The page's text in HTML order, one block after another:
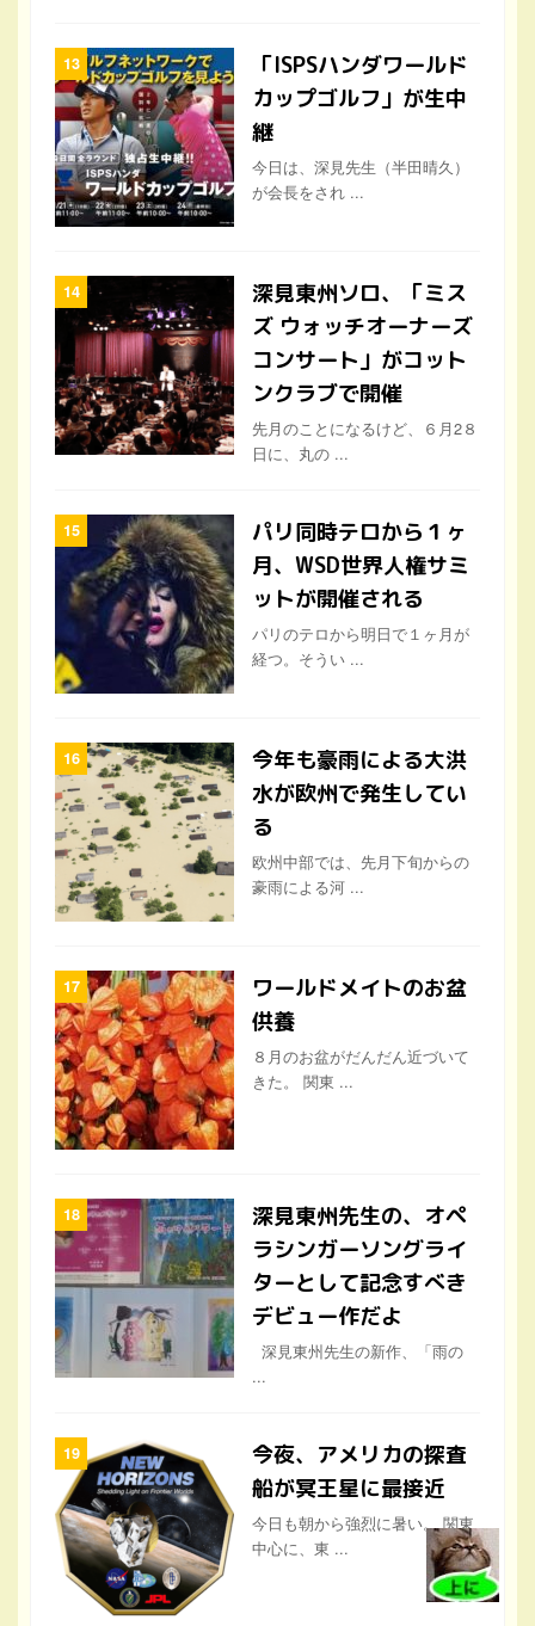
「ISPSハンダワールド
カップゴルフ」が生中
継
今日は、深見先生（半田晴久）
が会長をされ ...
深見東州ソロ、「ミス
ズ ウォッチオーナーズ
コンサート」がコット
ンクラブで開催
先月のことになるけど、６月2８
日に、丸の ...
パリ同時テロから１ヶ
月、WSD世界人権サミ
ットが開催される
パリのテロから明日で１ヶ月が
経つ。そうい ...
今年も豪雨による大洪
水が欧州で発生してい
る
欧州中部では、先月下旬からの
豪雨による河 ...
ワールドメイトのお盆
供養
８月のお盆がだんだん近づいて
きた。 関東 ...
深見東州先生の、オペ
ラシンガーソングライ
ターとして記念すべき
デビュー作だよ
深見東州先生の新作、「雨の
...
今夜、アメリカの探査
船が冥王星に最接近
今日も朝から強烈に暑い。 関東
中心に、東 ...